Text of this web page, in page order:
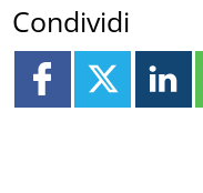
Condividi